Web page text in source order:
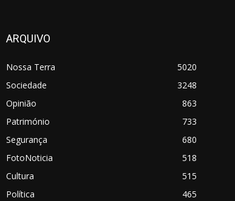
ARQUIVO
Nossa Terra
5020
Sociedade
3248
Opinião
863
Património
733
Segurança
680
FotoNoticia
518
Cultura
515
Política
465